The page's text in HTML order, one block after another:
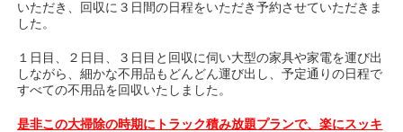
いただき、回収に３日間の日程をいただき予約させていただきま
した。
１日目、２日目、３日目と回収に伺い大型の家具や家電を運び出
しながら、細かな不用品もどんどん運び出し、予定通りの日程で
すべての不用品を回収いたしました。
是非この大掃除の時期にトラック積み放題プランで、楽にスッキ